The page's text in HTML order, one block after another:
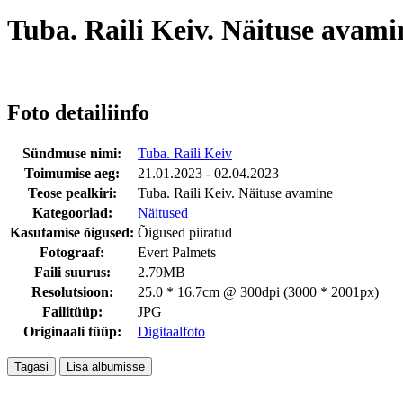
Tuba. Raili Keiv. Näituse
Foto detailiinfo
Sündmuse nimi:
Tuba. Raili Keiv
Toimumise aeg:
21.01.2023 - 02.04.2023
Teose pealkiri:
Tuba. Raili Keiv. Näituse avamine
Kategooriad:
Näitused
Kasutamise õigused: Õigused piiratud
Fotograaf:
Evert Palmets
Faili suurus:
2.79MB
Resolutsioon:
25.0 * 16.7cm @ 300dpi (3000 * 2001px)
Failitüüp:
JPG
Originaali tüüp:
Digitaalfoto